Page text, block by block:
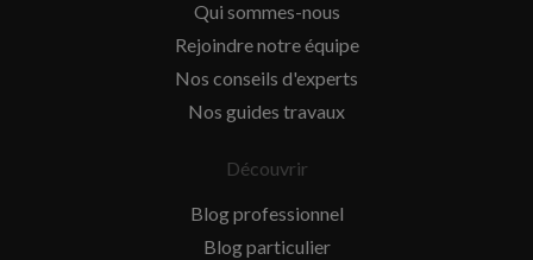
Qui sommes-nous
Rejoindre notre équipe
Nos conseils d'experts
Nos guides travaux
Découvrir
Blog professionnel
Blog particulier